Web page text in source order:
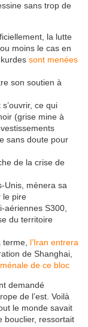
sans trop de
la lutte
moins le cas en
sont menées
son soutien à
ce qui
(grise mine à
sans doute pour
de la crise de
Unis, mènera sa
le pire
aériennes S300,
du territoire
l’Iran entrera
de Shanghai,
de ce bloc
demandé
de l’est. Voilà
le monde savait
bouclier, ressortait